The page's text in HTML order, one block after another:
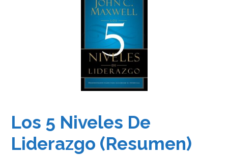
Los 5 Niveles De
Liderazgo (Resumen)